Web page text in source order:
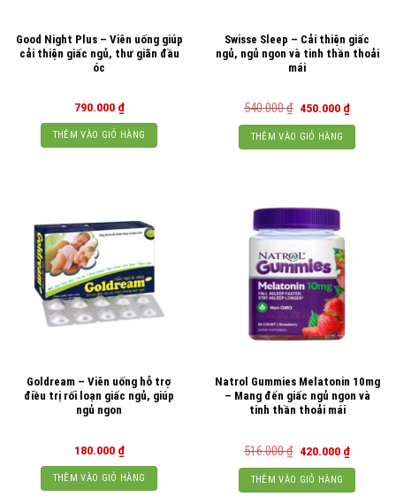
Good Night Plus – Viên uống giúp
cải thiện giấc ngủ, thư giãn đầu
óc
790.000 ₫
THÊM VÀO GIỎ HÀNG
Swisse Sleep – Cải thiện giấc
ngủ, ngủ ngon và tinh thần thoải
mái
540.000₫ Giá
là:
540.000 ₫.
450.000 ₫Giá
tại
450.000
THÊM VÀO GIỎ HÀNG
Goldream – Viên uống hỗ trợ
điều trị rối loạn giấc ngủ, giúp
ngủ ngon
180.000 ₫
THÊM VÀO GIỎ HÀNG
Natrol Gummies Melatonin 10mg
– Mang đến giấc ngủ ngon và
tinh thần thoải mái
516.000₫ Giá
là:
516.000 ₫.
420.000 ₫Giá
tại
420.000
THÊM VÀO GIỎ HÀNG